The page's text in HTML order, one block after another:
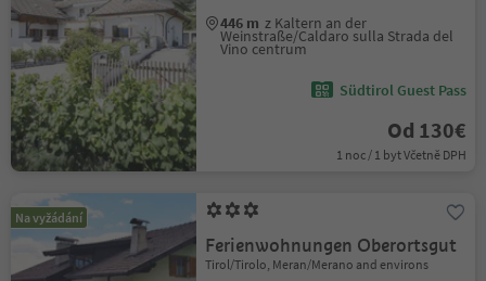
446 m z Kaltern an der
Weinstraße/Caldaro sulla Strada del
Vino centrum
Südtirol Guest Pass
Od 130€
1 noc / 1 byt Včetně DPH
Na vyžádání
Ferienwohnungen Oberortsgut
Tirol/Tirolo, Meran/Merano and environs